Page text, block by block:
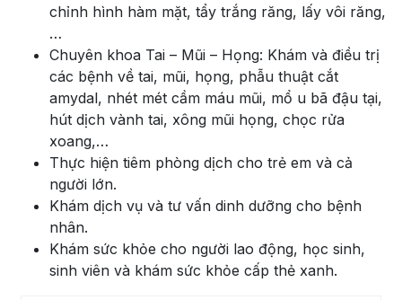
chỉnh hình hàm mặt, tẩy trắng răng, lấy vôi răng,
…
Chuyên khoa Tai – Mũi – Họng: Khám và điều trị
các bệnh về tai, mũi, họng, phẫu thuật cắt
amydal, nhét mét cầm máu mũi, mổ u bã đậu tại,
hút dịch vành tai, xông mũi họng, chọc rửa
xoang,…
Thực hiện tiêm phòng dịch cho trẻ em và cả
người lớn.
Khám dịch vụ và tư vấn dinh dưỡng cho bệnh
nhân.
Khám sức khỏe cho người lao động, học sinh,
sinh viên và khám sức khỏe cấp thẻ xanh.